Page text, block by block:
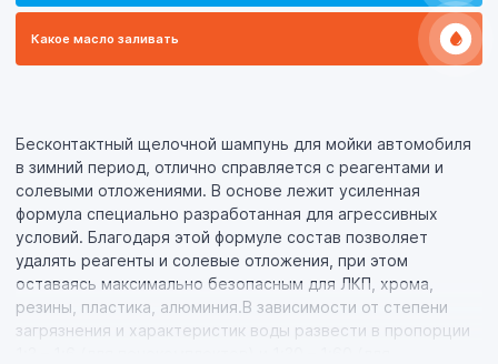
Какое масло заливать
Бесконтактный щелочной шампунь для мойки автомобиля
в зимний период, отлично справляется с реагентами и
солевыми отложениями. В основе лежит усиленная
формула специально разработанная для агрессивных
условий. Благодаря этой формуле состав позволяет
удалять реагенты и солевые отложения, при этом
оставаясь максимально безопасным для ЛКП, хрома,
резины, пластика, алюминия.В зависимости от степени
загрязнения и характеристик воды развести в пропорции